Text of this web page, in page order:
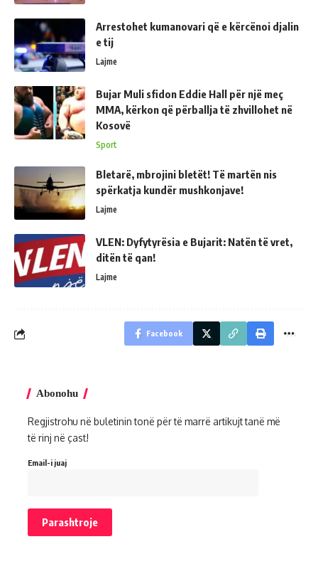
Arrestohet kumanovari që e kërcënoi djalin
e tij
Lajme
Bujar Muli sfidon Eddie Hall për një meç
MMA, kërkon që përballja të zhvillohet në
Kosovë
Sport
Bletarë, mbrojini bletët! Të martën nis
spërkatja kundër mushkonjave!
Lajme
VLEN: Dyfytyrësia e Bujarit: Natën të vret,
ditën të qan!
Lajme
Facebook
Abonohu
Regjistrohu në buletinin tonë për të marrë artikujt tanë më
të rinj në çast!
Email-i juaj